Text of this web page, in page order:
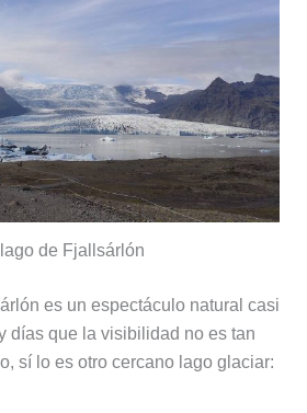
de Fjallsárlón
es un espectáculo natural casi
días que la visibilidad no es tan
sí lo es otro cercano lago glaciar: